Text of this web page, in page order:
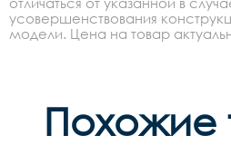
усовершенствования
модели. Цена на товар
Похожие